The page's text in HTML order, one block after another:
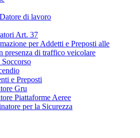
di lavoro
Art. 37
per Addetti e Preposti alle
presenza di traffico veicolare
e Preposti
Gru
Piattaforme Aeree
per la Sicurezza